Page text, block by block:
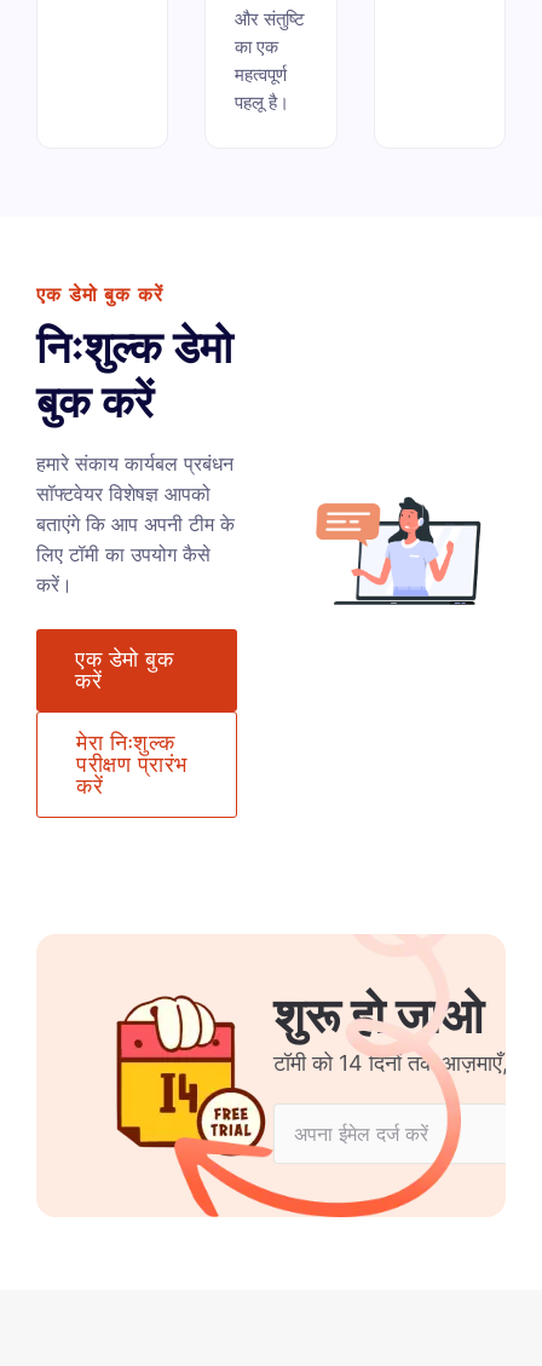
और संतुष्टि
का एक
महत्वपूर्ण
पहलू है।
एक डेमो बुक करें
निःशुल्क डेमो
बुक करें
हमारे संकाय कार्यबल प्रबंधन
सॉफ्टवेयर विशेषज्ञ आपको
बताएंगे कि आप अपनी टीम के
लिए टॉमी का उपयोग कैसे
करें।
एक डेमो बुक
करें
मेरा निःशुल्क
परीक्षण प्रारंभ
करें
शुरू हो जाओ
टॉमी को 14 दिनों तक आज़माएँ,